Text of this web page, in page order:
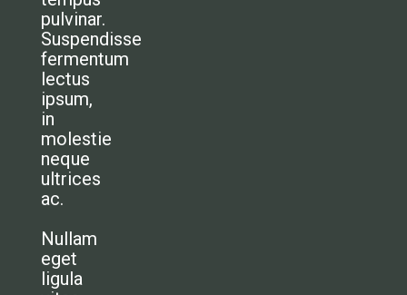
HOME
pulvinar.
Suspendisse
fermentum
lectus
ipsum,
in
molestie
neque
ultrices
ac.
Nullam
eget
ligula